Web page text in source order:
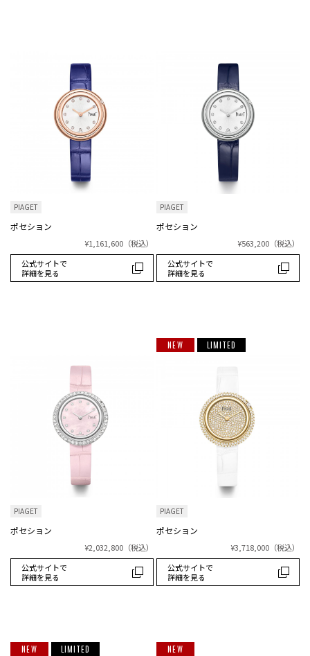
PIAGET
ポセション
¥1,161,600 （税込）
公式サイトで
詳細を見る
PIAGET
ポセション
¥563,200 （税込）
公式サイトで
詳細を見る
PIAGET
ポセション
¥2,032,800 （税込）
公式サイトで
詳細を見る
NEW LIMITED
PIAGET
ポセション
¥3,718,000 （税込）
公式サイトで
詳細を見る
NEW LIMITED NEW